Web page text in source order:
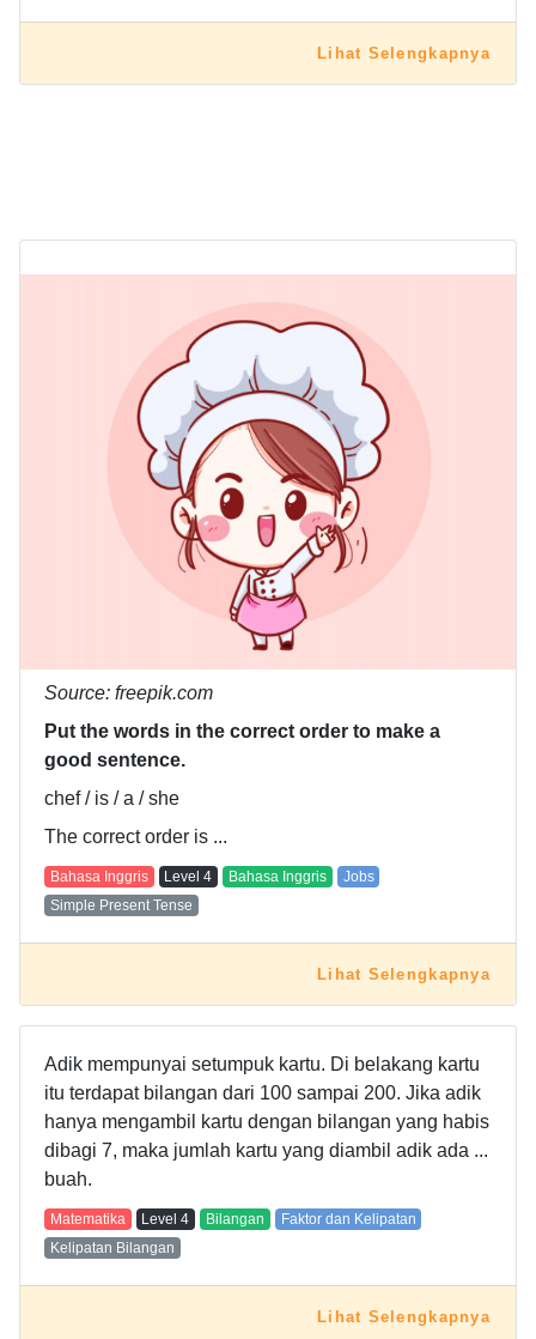
Lihat Selengkapnya
Source: freepik.com
Put the words in the correct order to make a
good sentence.
chef / is / a / she
The correct order is ...
Bahasa Inggris Level 4 Bahasa Inggris
Jobs
Simple Present Tense
Lihat Selengkapnya
Adik mempunyai setumpuk kartu. Di belakang kartu
itu terdapat bilangan dari 100 sampai 200. Jika adik
hanya mengambil kartu dengan bilangan yang habis
dibagi 7, maka jumlah kartu yang diambil adik ada ...
buah.
Matematika Level 4 Bilangan
Faktor dan Kelipatan
Kelipatan Bilangan
Lihat Selengkapnya